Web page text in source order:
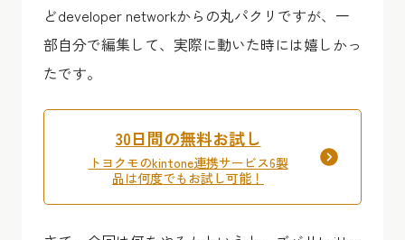
どdeveloper networkからの丸パクリですが、一
部自分で編集して、実際に動いた時には嬉しかっ
たです。
30日間の無料お試し
トヨクモのkintone連携サービス6製
品は何度でもお試し可能！